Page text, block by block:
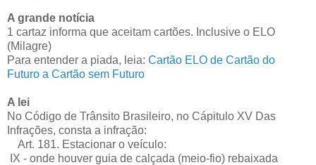
A grande notícia
1 cartaz informa que aceitam cartões. Inclusive o ELO
(Milagre)
Para entender a piada, leia: Cartão ELO de Cartão do
Futuro a Cartão sem Futuro
A lei
No Código de Trânsito Brasileiro, no Cápitulo XV Das
Infrações, consta a infração:
Art. 181. Estacionar o veículo:
IX - onde houver guia de calçada (meio-fio) rebaixada